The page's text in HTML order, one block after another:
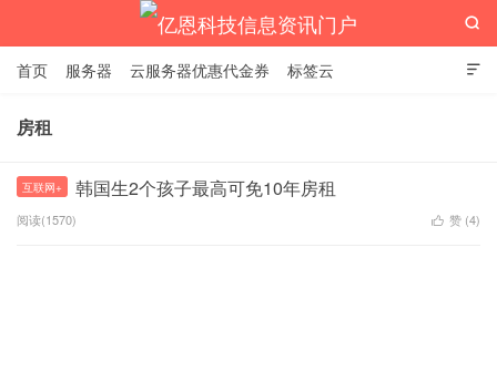
亿恩科技信息资讯门户

首页 服务器 云服务器优惠代金券 标签云

房租
互联网+ 韩国生2个孩子最高可免10年房租
阅读(1570)  赞 (4)